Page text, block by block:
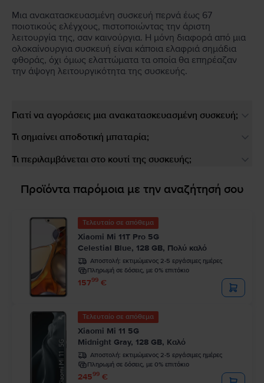
Μια ανακατασκευασμένη συσκευή περνά έως 67
ποιοτικούς ελέγχους, πιστοποιώντας την άριστη
λειτουργία της, σαν καινούργια. Η μόνη διαφορά από μια
ολοκαίνουργια συσκευή είναι κάποια ελαφριά σημάδια
φθοράς, όχι όμως ελαττώματα τα οποία θα επηρέαζαν
την άψογη λειτουργικότητα της συσκευής.
Γιατί να αγοράσεις μια ανακατασκευασμένη συσκευή;
Τι σημαίνει αποδοτική μπαταρία;
Τι περιλαμβάνεται στο κουτί της συσκευής;
Προϊόντα παρόμοια με την αναζήτησή σου
Τελευταίο σε απόθεμα
Xiaomi Mi 11T Pro 5G
Celestial Blue, 128 GB, Πολύ καλό
Αποστολή: εκτιμώμενος 2-5 εργάσιμες ημέρες
Πληρωμή σε δόσεις, με 0% επιτόκιο
15799 €
Τελευταίο σε απόθεμα
Xiaomi Mi 11 5G
Midnight Gray, 128 GB, Καλό
Αποστολή: εκτιμώμενος 2-5 εργάσιμες ημέρες
Πληρωμή σε δόσεις, με 0% επιτόκιο
24599 €